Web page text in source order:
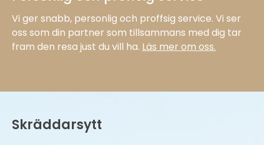
Vi ger snabb, personlig och proffsig service. Vi ser
oss som din partner som tillsammans med dig tar
fram den resa just du vill ha. Läs mer om oss.
Skräddarsytt